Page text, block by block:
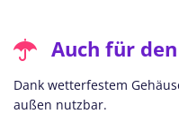
Auch für
Dank wetterfestem
außen nutzbar.